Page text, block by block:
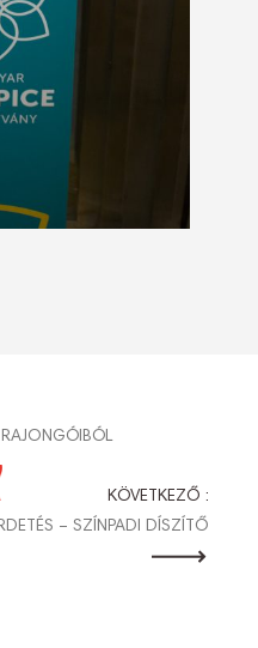
KÖVETKEZŐ :
– SZÍNPADI DÍSZÍTŐ